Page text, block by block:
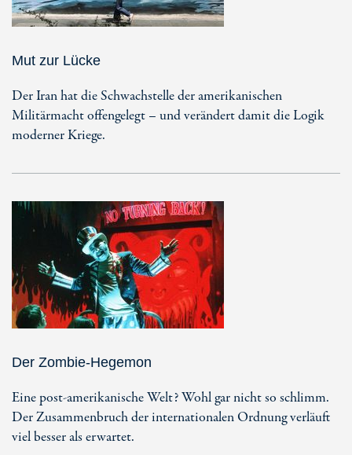
Mut zur Lücke
Der Iran hat die Schwachstelle der amerikanischen
Militärmacht offengelegt – und verändert damit die Logik
moderner Kriege.
Der Zombie-Hegemon
Eine post-amerikanische Welt? Wohl gar nicht so schlimm.
Der Zusammenbruch der internationalen Ordnung verläuft
viel besser als erwartet.